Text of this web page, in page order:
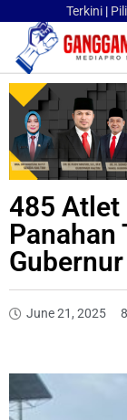
Terkini |
485 Atlet
Panahan
June 21, 2025